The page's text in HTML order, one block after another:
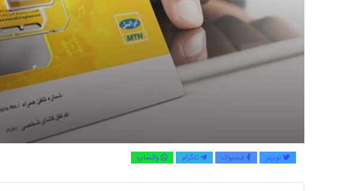
توییتر فیسبوک تلگرام واتساپ